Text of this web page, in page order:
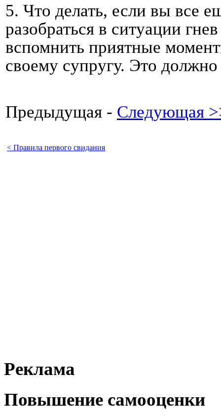
5. Что делать, если вы все
разобраться в ситуации
вспомнить приятные
своему супругу. Это должно
Предыдущая - Следующая
< Правила первого свидания
Реклама
Повышение самооценки